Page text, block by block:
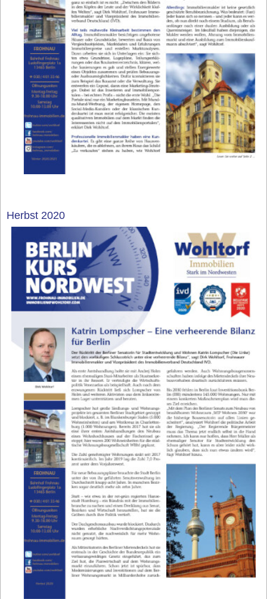
Herbst 2020